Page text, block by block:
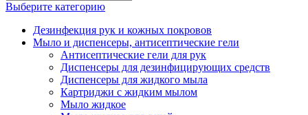
Выберите категорию
Дезинфекция рук и кожных покровов
Мыло и диспенсеры, антисептические гели
Антисептические гели для рук
Диспенсеры для дезинфицирующих средств
Диспенсеры для жидкого мыла
Картриджи с жидким мылом
Мыло жидкое